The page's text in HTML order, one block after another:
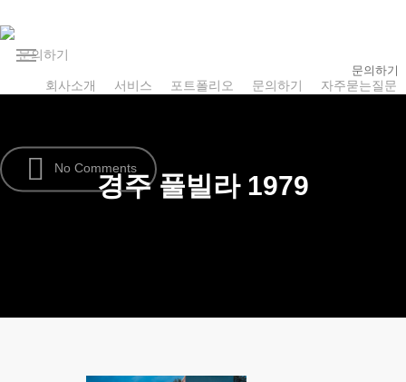
to
main
문의하기
Menu
문의하기
회사소개 서비스 포트폴리오 문의하기 자주묻는질문
경주 풀빌라 1979
No Comments